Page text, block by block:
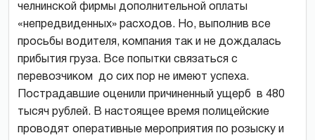
челнинской фирмы дополнительной оплаты
«непредвиденных» расходов. Но, выполнив все
просьбы водителя, компания так и не дождалась
прибытия груза. Все попытки связаться с
перевозчиком до сих пор не имеют успеха.
Пострадавшие оценили причиненный ущерб в 480
тысяч рублей. В настоящее время полицейские
проводят оперативные мероприятия по розыску и